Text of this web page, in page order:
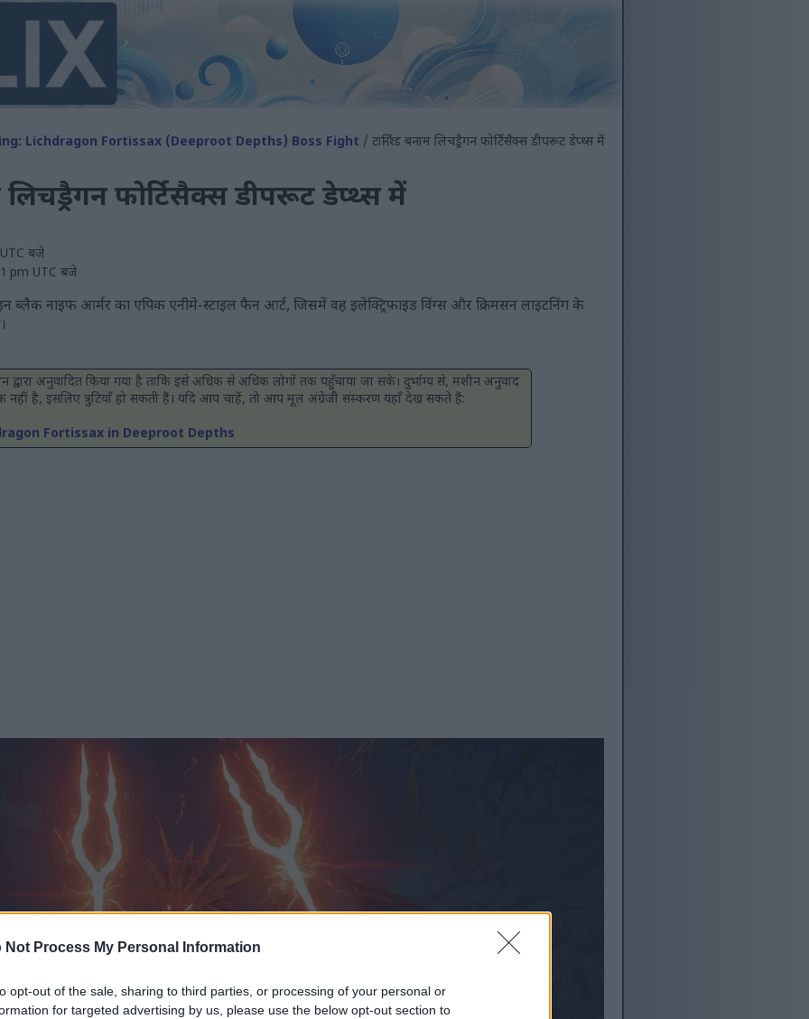
Not Process My Personal Information
opt-out of the sale, sharing to third parties, or processing of your personal or
for targeted advertising by us, please use the below opt-out section to
Lichdragon Fortissax (Deeproot Depths) Boss Fight / टार्निश्ड बनाम लिचड्रैगन फोर्टिसैक्स डीपरूट डेप्थ्स में
लिचड्रैगन फोर्टिसैक्स डीपरूट डेप्थ्स में
UTC बजे
pm UTC बजे
इन ब्लैक नाइफ आर्मर का एपिक एनीमे-स्टाइल फैन आर्ट, जिसमें वह इलेक्ट्रिफाइड विंग्स और क्रिमसन लाइटनिंग के
द्वारा अनुवादित किया गया है ताकि इसे अधिक से अधिक लोगों तक पहुँचाया जा सके। दुर्भाग्य से, मशीन अनुवाद
है, इसलिए त्रुटियाँ हो सकती हैं। यदि आप चाहें, तो आप मूल अंग्रेजी संस्करण यहाँ देख सकते हैं:
Fortissax in Deeproot Depths